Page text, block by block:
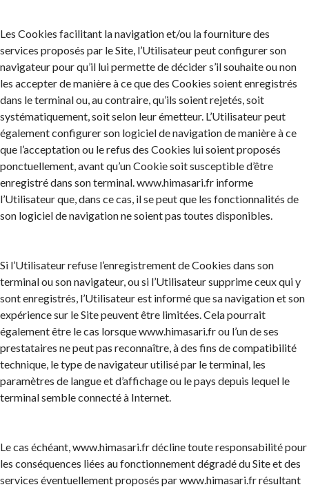
Les Cookies facilitant la navigation et/ou la fourniture des
services proposés par le Site, l’Utilisateur peut configurer son
navigateur pour qu’il lui permette de décider s’il souhaite ou non
les accepter de manière à ce que des Cookies soient enregistrés
dans le terminal ou, au contraire, qu’ils soient rejetés, soit
systématiquement, soit selon leur émetteur. L’Utilisateur peut
également configurer son logiciel de navigation de manière à ce
que l’acceptation ou le refus des Cookies lui soient proposés
ponctuellement, avant qu’un Cookie soit susceptible d’être
enregistré dans son terminal. www.himasari.fr informe
l’Utilisateur que, dans ce cas, il se peut que les fonctionnalités de
son logiciel de navigation ne soient pas toutes disponibles.
Si l’Utilisateur refuse l’enregistrement de Cookies dans son
terminal ou son navigateur, ou si l’Utilisateur supprime ceux qui y
sont enregistrés, l’Utilisateur est informé que sa navigation et son
expérience sur le Site peuvent être limitées. Cela pourrait
également être le cas lorsque www.himasari.fr ou l’un de ses
prestataires ne peut pas reconnaître, à des fins de compatibilité
technique, le type de navigateur utilisé par le terminal, les
paramètres de langue et d’affichage ou le pays depuis lequel le
terminal semble connecté à Internet.
Le cas échéant, www.himasari.fr décline toute responsabilité pour
les conséquences liées au fonctionnement dégradé du Site et des
services éventuellement proposés par www.himasari.fr résultant